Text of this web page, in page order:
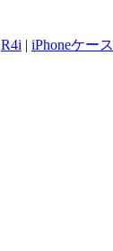
R4i | iPhoneケース